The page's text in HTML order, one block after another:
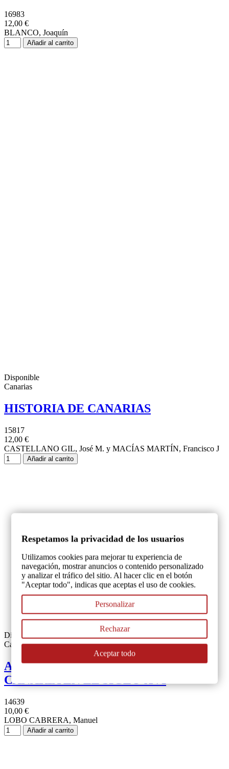
16983
12,00 €
BLANCO, Joaquín
Añadir al carrito
Disponible
Canarias
HISTORIA DE CANARIAS
15817
12,00 €
CASTELLANO GIL, José M. y MACÍAS MARTÍN, Francisco J
Añadir al carrito
Disponible
Canarias
ASPECTOS ARTISTICOS DE GRAN
CANARIA EN EL SIGLO XVI
14639
10,00 €
LOBO CABRERA, Manuel
Añadir al carrito
Respetamos la privacidad de los usuarios
Utilizamos cookies para mejorar tu experiencia de
navegación, mostrar anuncios o contenido personalizado
y analizar el tráfico del sitio. Al hacer clic en el botón
"Aceptar todo", indicas que aceptas el uso de cookies.
Personalizar
Rechazar
Aceptar todo